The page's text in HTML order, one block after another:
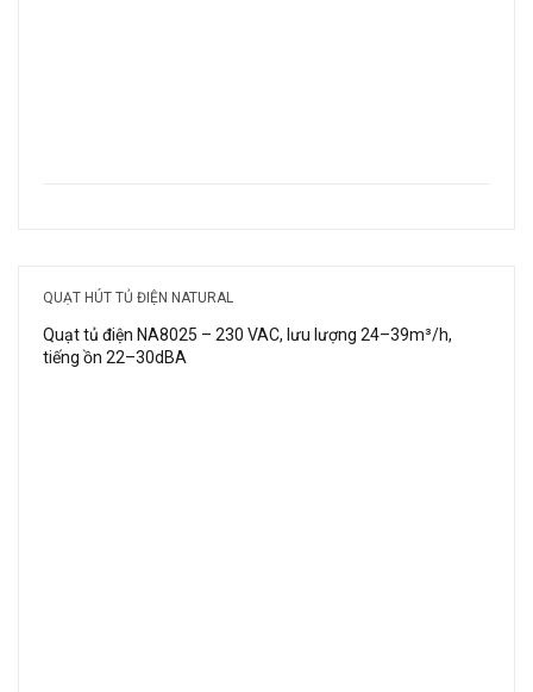
QUẠT HÚT TỦ ĐIỆN NATURAL
Quạt tủ điện NA8025 – 230 VAC, lưu lượng 24–39m³/h,
tiếng ồn 22–30dBA